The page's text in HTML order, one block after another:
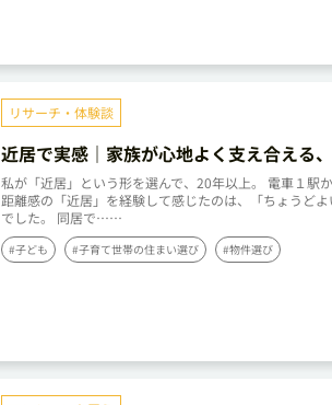
リサーチ・体験談
近居で実感｜家族が心地よく支え合える
私が「近居」という形を選んで、20年以上。 電車１駅
距離感の「近居」を経験して感じたのは、「ちょうど
でした。 同居で……
#子ども #子育て世帯の住まい選び #物件選び